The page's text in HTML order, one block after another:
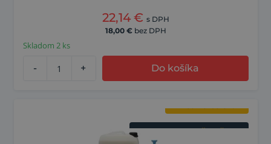
22,14 € s DPH
18,00 € bez DPH
Skladom 2 ks
- + Do košíka